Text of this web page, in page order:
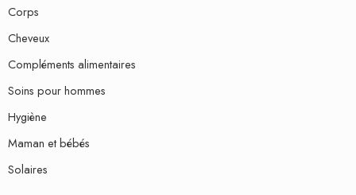
Corps
Cheveux
Compléments alimentaires
Soins pour hommes
Hygiène
Maman et bébés
Solaires